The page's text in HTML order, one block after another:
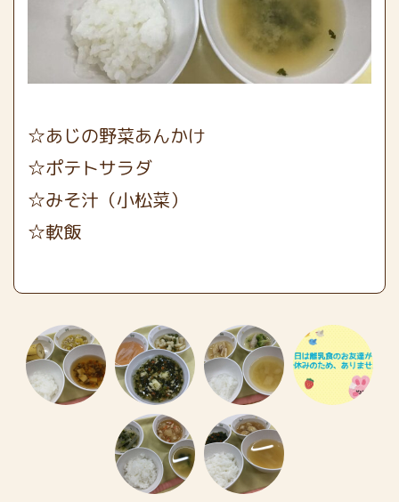
☆あじの野菜あんかけ
☆ポテトサラダ
☆みそ汁（小松菜）
☆軟飯